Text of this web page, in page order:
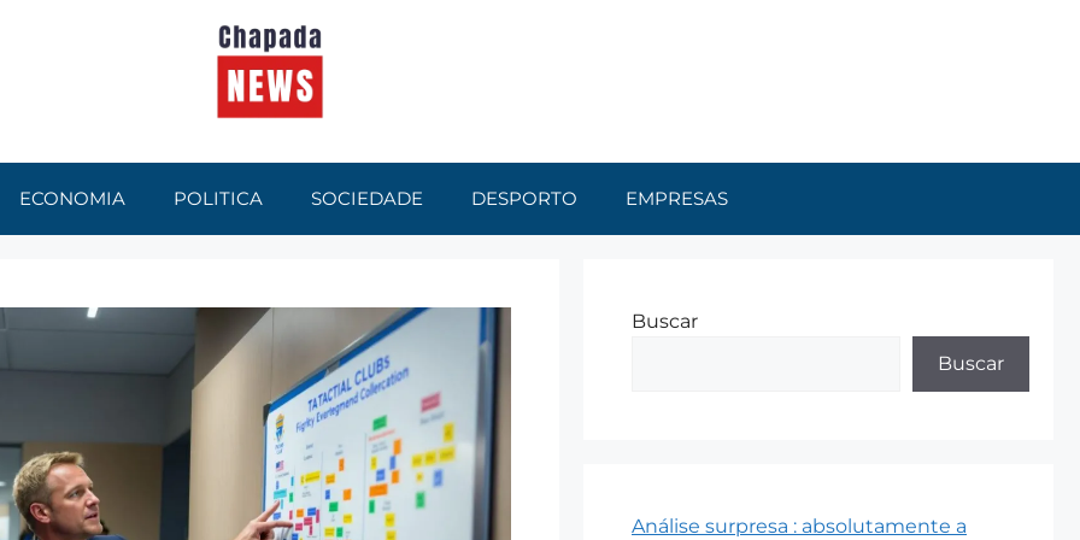
ECONOMIA POLITICA SOCIEDADE DESPORTO EMPRESAS
Buscar
Buscar
Análise surpresa : absolutamente a